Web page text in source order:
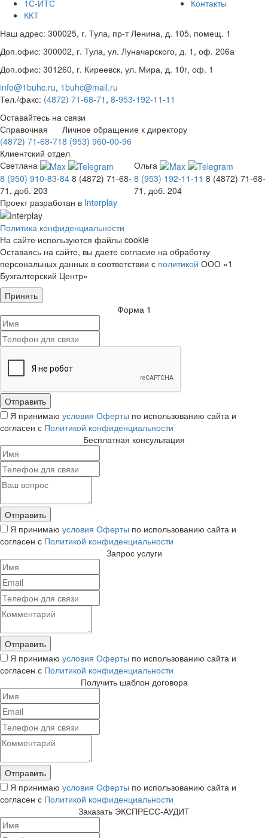
1С-ИТС
ККТ
Контакты
Наш адрес: 300025, г. Тула, пр-т Ленина, д. 105, помещ. 1
Доп.офис: 300002, г. Тула, ул. Луначарского, д. 1, оф. 206а
Доп.офис: 301260, г. Киреевск, ул. Мира, д. 10г, оф. 1
info@1buhc.ru, 1buhc@mail.ru
Тел./факс: (4872) 71-68-71 , 8-953-192-11-11
Оставайтесь на связи
Справочная
Личное обращение к директору
(4872) 71-68-718 (953) 960-00-96
Клиентский отдел
Светлана
Ольга
8 (950) 910-83-84 8 (4872) 71-68-
71, доб. 203
8 (953) 192-11-11 8 (4872) 71-68-
71, доб. 204
Проект разработан в Interplay
Политика конфиденциальности
На сайте используются файлы cookie
Оставаясь на сайте, вы даете согласие на обработку
персональных данных в соответствии с политикой ООО «1
Бухгалтерский Центр»
Принять
Форма 1
Я принимаю условия Оферты по использованию сайта и
согласен с Политикой конфиденциальности
Бесплатная консультация
Я принимаю условия Оферты по использованию сайта и
согласен с Политикой конфиденциальности
Запрос услуги
Я принимаю условия Оферты по использованию сайта и
согласен с Политикой конфиденциальности
Получить шаблон договора
Я принимаю условия Оферты по использованию сайта и
согласен с Политикой конфиденциальности
Заказать ЭКСПРЕСС-АУДИТ